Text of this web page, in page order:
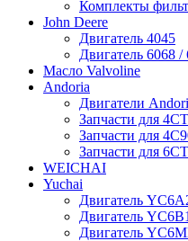
Комплекты
John Deere
Двигатель 4045
Двигатель 6068 /
Масло Valvoline
Andoria
Двигатели
Запчасти для
Запчасти для
Запчасти для
WEICHAI
Yuchai
Двигатель
Двигатель
Двигатель